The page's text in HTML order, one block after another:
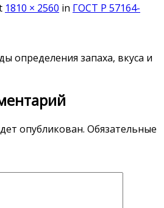
1810 × 2560 in ГОСТ Р 57164-
определения запаха, вкуса и
опубликован. Обязательные